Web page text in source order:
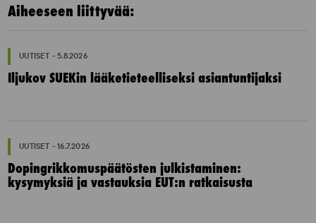
Aiheeseen liittyvää:
UUTISET - 5.8.2026
Iljukov SUEKin lääketieteelliseksi asiantuntijaksi
UUTISET - 16.7.2026
Dopingrikkomuspäätösten julkistaminen:
kysymyksiä ja vastauksia EUT:n ratkaisusta